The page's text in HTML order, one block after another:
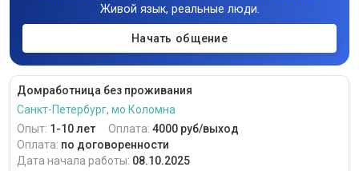
Живой язык, реальные люди.
Начать общение
Домработница без проживания
Санкт-Петербург, мо Коломна
Опыт: 1-10 лет Оплата: 4000 руб/выход
Оплата: по договоренности
Дата начала работы: 08.10.2025